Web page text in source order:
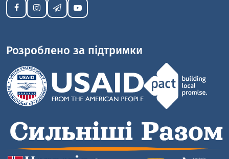
Розроблено за підтримки